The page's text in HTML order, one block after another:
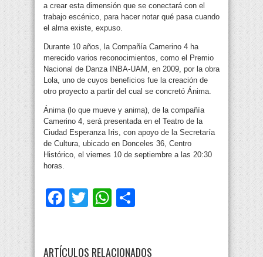
a crear esta dimensión que se conectará con el
trabajo escénico, para hacer notar qué pasa cuando
el alma existe, expuso.
Durante 10 años, la Compañía Camerino 4 ha
merecido varios reconocimientos, como el Premio
Nacional de Danza INBA-UAM, en 2009, por la obra
Lola, uno de cuyos beneficios fue la creación de
otro proyecto a partir del cual se concretó Ánima.
Ánima (lo que mueve y anima), de la compañía
Camerino 4, será presentada en el Teatro de la
Ciudad Esperanza Iris, con apoyo de la Secretaría
de Cultura, ubicado en Donceles 36, Centro
Histórico, el viernes 10 de septiembre a las 20:30
horas.
Facebook
TwitterWhatsApp
ARTÍCULOS RELACIONADOS